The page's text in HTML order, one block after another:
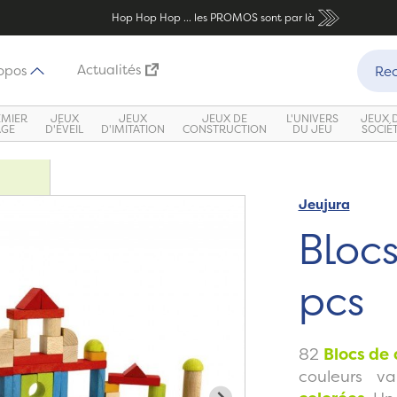
Hop Hop Hop ... les PROMOS sont par là
Actualités
JEUX
D'ÉVEIL
JEUX
D'IMITATION
JEUX DE
CONSTRUCTION
L'UNIVERS
DU JEU
JEUX
ZoomJeujura
pcs
82 Blocs
couleurs